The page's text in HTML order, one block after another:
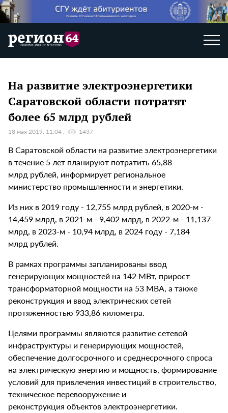
На развитие электроэнергетики
Саратовской области потратят
более 65 млрд рублей
18 мая 2019, 11:04 1437
В Саратовской области на развитие электроэнергетики
в течение 5 лет планируют потратить 65,88
млрд рублей, информирует региональное
министерство промышленности и энергетики.
Из них в 2019 году - 12,755 млрд рублей, в 2020-м -
14,459 млрд, в 2021-м - 9,402 млрд, в 2022-м - 11,137
млрд, в 2023-м - 10,94 млрд, в 2024 году - 7,184
млрд рублей.
В рамках программы запланированы ввод
генерирующих мощностей на 142 МВт, прирост
трансформаторной мощности на 53 МВА, а также
реконструкция и ввод электрических сетей
протяженностью 933,86 километра.
Целями программы являются развитие сетевой
инфраструктуры и генерирующих мощностей,
обеспечение долгосрочного и среднесрочного спроса
на электрическую энергию и мощность, формирование
условий для привлечения инвестиций в строительство,
техническое перевооружение и
реконструкция объектов электроэнергетики.